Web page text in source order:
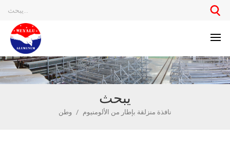
يبحث
وطن / نافذة منزلقة بإطار من الألومنيوم